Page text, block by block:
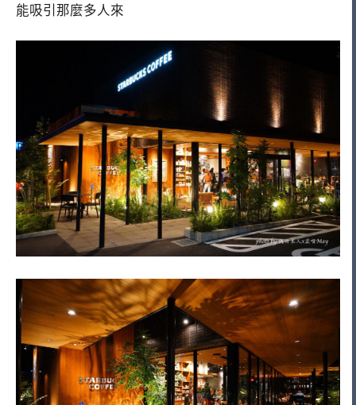
能吸引那麼多人來